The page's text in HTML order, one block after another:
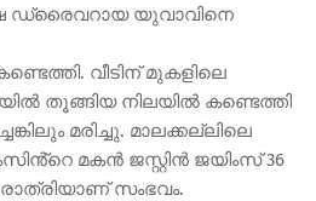
ഡ്രൈവറായ യുവാവിനെ
വീടിന് മുകളിലെ
തൂങ്ങിയ നിലയിൽ കണ്ടെത്തി
മരിച്ചു. മാലക്കല്ലിലെ
മകൻ ജസ്റ്റിൻ ജയിംസ് 36
സംഭവം.